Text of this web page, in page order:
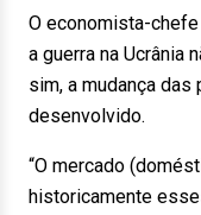
O economista-
a guerra na Ucrânia
sim, a mudança
desenvolvido.
“O mercado
historicamente